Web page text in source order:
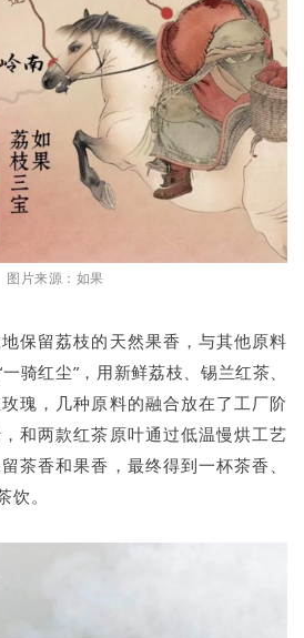
图片来源：如果
保留荔枝的天然果香，与其他原料
骑红尘”，用新鲜荔枝、锡兰红茶、
瑰，几种原料的融合放在了工厂阶
和两款红茶原叶通过低温慢烘工艺
茶香和果香，最终得到一杯茶香、
。